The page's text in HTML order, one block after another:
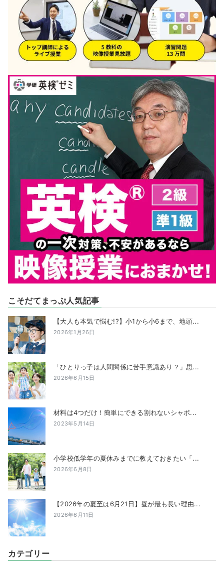
こそだてまっぷ人気記事
【大人も本気で悩む!?】小1から小6まで、地頭...
2026年1月26日
「ひとりっ子は人間関係に苦手意識あり？」思...
2026年6月15日
材料は4つだけ！簡単にできる割れないシャボ...
2023年5月14日
小学校低学年の夏休みまでに教えておきたい「...
2026年6月8日
【2026年の夏至は6月21日】昼が最も長い理由...
2026年6月11日
カテゴリー